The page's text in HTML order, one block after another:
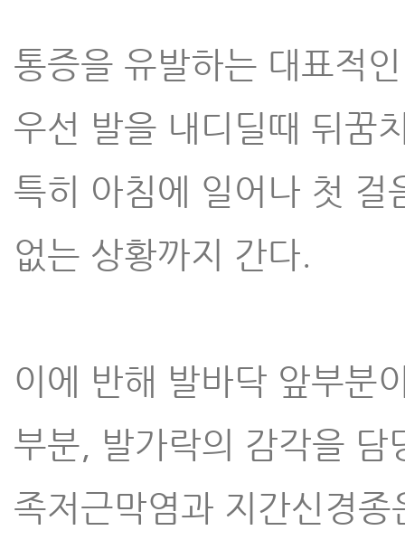
통증을 유발하는 대표적인
우선 발을 내디딜때 뒤꿈
특히 아침에 일어나 첫
없는 상황까지 간다.
이에 반해 발바닥 앞부분
부분, 발가락의 감각을
족저근막염과 지간신경